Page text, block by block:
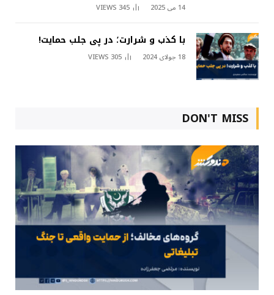
14 می 2025 345
VIEWS
با کذب و شرارت؛ در پی جلب حمایت!
18 جولای 2024 305
VIEWS
DON'T MISS